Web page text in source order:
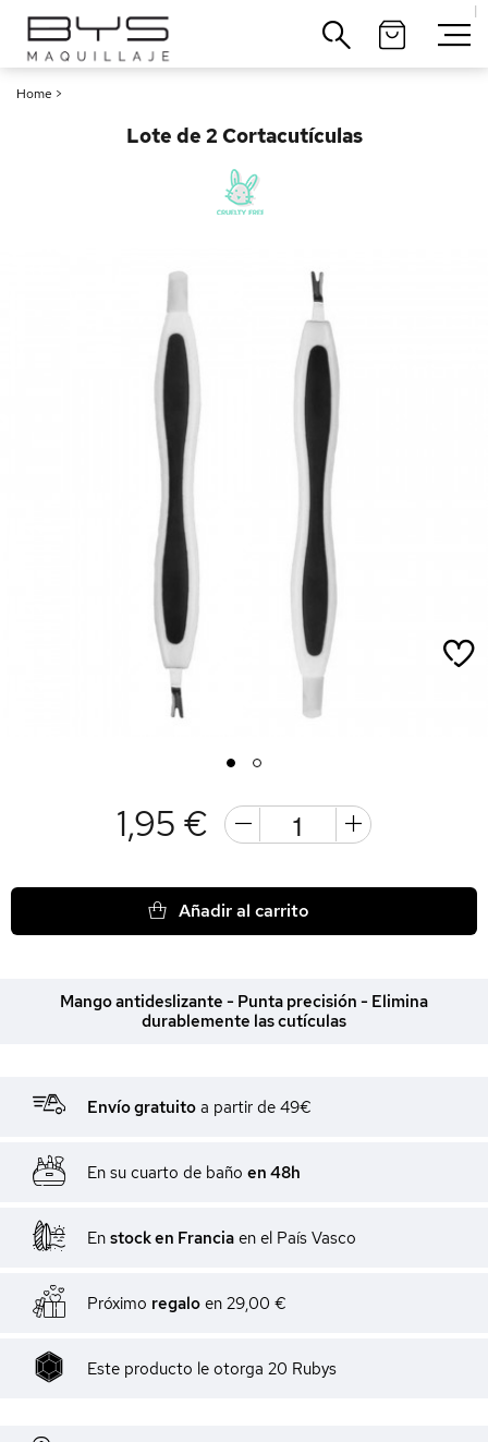
|
Home >
Lote de 2 Cortacutículas
1 2
1,95 €
Añadir al carrito
Mango antideslizante - Punta precisión - Elimina
durablemente las cutículas
Envío gratuito a partir de 49€
En su cuarto de baño en 48h
En stock en Francia en el País Vasco
Próximo regalo en 29,00 €
Este producto le otorga 20 Rubys
Cerrar